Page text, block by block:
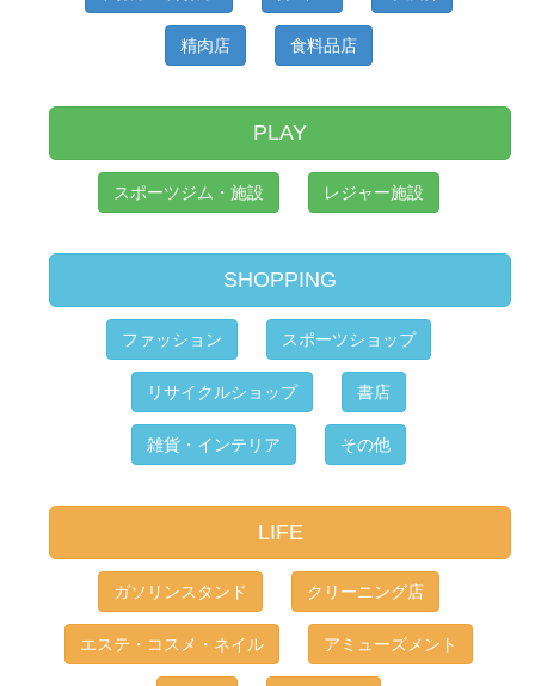
精肉店 食料品店
PLAY
スポーツジム・施設 レジャー施設
SHOPPING
ファッション スポーツショップ
リサイクルショップ 書店
雑貨・インテリア その他
LIFE
ガソリンスタンド クリーニング店
エステ・コスメ・ネイル アミューズメント